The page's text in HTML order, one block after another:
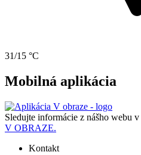
31/15 °C
Mobilná aplikácia
Sledujte informácie z nášho webu v
V OBRAZE.
Kontakt